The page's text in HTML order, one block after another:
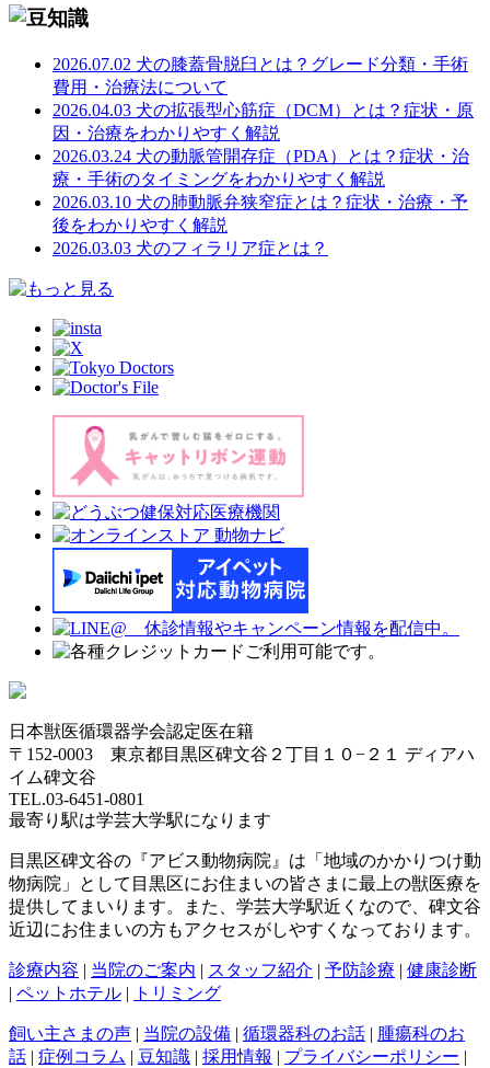
2026.07.02 犬の膝蓋骨脱臼とは？グレード分類・手術
費用・治療法について
2026.04.03 犬の拡張型心筋症（DCM）とは？症状・原
因・治療をわかりやすく解説
2026.03.24 犬の動脈管開存症（PDA）とは？症状・治
療・手術のタイミングをわかりやすく解説
2026.03.10 犬の肺動脈弁狭窄症とは？症状・治療・予
後をわかりやすく解説
2026.03.03 犬のフィラリア症とは？
日本獣医循環器学会認定医在籍
〒152-0003 東京都目黒区碑文谷２丁目１０−２１ ディアハ
イム碑文谷
TEL.03-6451-0801
最寄り駅は学芸大学駅になります
目黒区碑文谷の『アビス動物病院』は「地域のかかりつけ動
物病院」として目黒区にお住まいの皆さまに最上の獣医療を
提供してまいります。また、学芸大学駅近くなので、碑文谷
近辺にお住まいの方もアクセスがしやすくなっております。
診療内容 | 当院のご案内 | スタッフ紹介 | 予防診療 | 健康診断
| ペットホテル | トリミング
飼い主さまの声 | 当院の設備 | 循環器科のお話 | 腫瘍科のお
話 | 症例コラム | 豆知識 | 採用情報 | プライバシーポリシー |